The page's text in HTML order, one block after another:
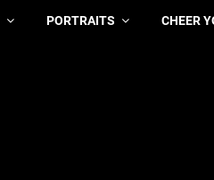
PORTRAITS CHEER